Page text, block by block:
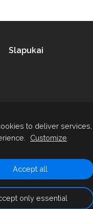
Slapukai
to deliver
Customize
Accept all
only essential